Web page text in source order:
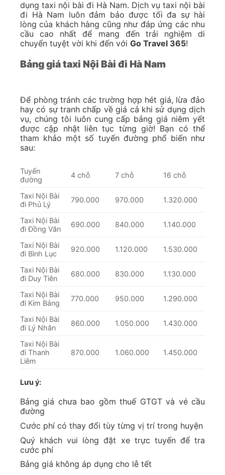
dụng taxi nội bài đi Hà Nam. Dịch vụ taxi nội bài
đi Hà Nam luôn đảm bảo được tối đa sự hài
lòng của khách hàng cũng như đáp ứng các nhu
cầu cao nhất để mang đến trải nghiệm di
chuyển tuyệt vời khi đến với Go Travel 365!
Bảng giá taxi Nội Bài đi Hà Nam
Để phòng tránh các trường hợp hét giá, lừa đảo
hay có sự tranh chấp về giá cả khi sử dụng dịch
vụ, chúng tôi luôn cung cấp bảng giá niêm yết
được cập nhật liên tục từng giờ! Bạn có thể
tham khảo một số tuyến đường phổ biến như
sau:
Tuyến
đường
4 chỗ 7 chỗ 16 chỗ
Taxi Nội Bài
đi Phủ Lý
790.000 970.000 1.320.000
Taxi Nội Bài
đi Đồng Văn
690.000 840.000 1.140.000
Taxi Nội Bài
đi Bình Lục
920.000 1.120.000 1.530.000
Taxi Nội Bài
đi Duy Tiên
680.000 830.000 1.130.000
Taxi Nội Bài
đi Kim Bảng
770.000 950.000 1.290.000
Taxi Nội Bài
đi Lý Nhân
860.000 1.050.000 1.430.000
Taxi Nội Bài
đi Thanh
Liêm
870.000 1.060.000 1.450.000
Lưu ý:
Bảng giá chưa bao gồm thuế GTGT và vé cầu
đường
Cước phí có thay đổi tùy từng vị trí trong huyện
Quý khách vui lòng đặt xe trực tuyến để tra
cước phí
Bảng giá không áp dụng cho lễ tết